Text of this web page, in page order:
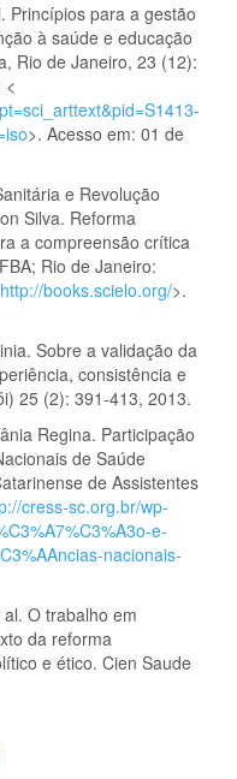
Princípios para a gestão
à saúde e educação
Rio de Janeiro, 23 (12):
<
>. Acesso em: 01 de
e Revolução
Silva. Reforma
a compreensão crítica
Rio de Janeiro:
http://books.scielo.org/>.
Sobre a validação da
consistência e
25 (2): 391-413, 2013.
Regina. Participação
de Saúde
de Assistentes
cress-sc.org.br/wp-
e-
nacionais-
O trabalho em
da reforma
e ético. Cien Saude